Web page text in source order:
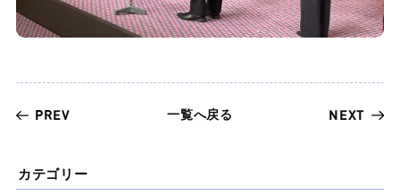
PREV 一覧へ戻る NEXT
カテゴリー